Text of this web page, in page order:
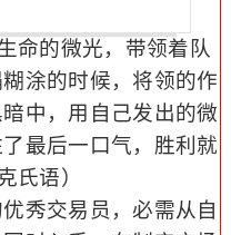
命的微光，带领着队
涂的时候，将领的作
中，用自己发出的微
最后一口气，胜利就
氏语）
秀交易员，必需从自